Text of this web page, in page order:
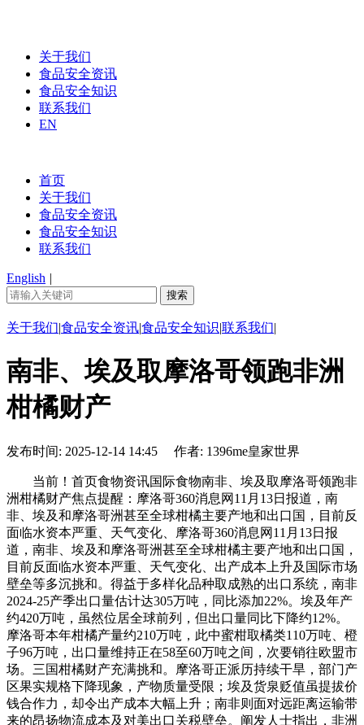
关于我们
食品安全资讯
食品安全知识
联系我们
EN
首页
关于我们
食品安全资讯
食品安全知识
联系我们
English |
关于我们|食品安全资讯|食品安全知识|联系我们|
南非、埃及取摩洛哥领跑非洲
柑橘财产
发布时间: 2025-12-14 14:45 作者: 1396me皇家世界
当前！首页食物资讯国际食物南非、埃及取摩洛哥领跑非
洲柑橘财产焦点提醒：摩洛哥360消息网11月13日报道，南
非、埃及和摩洛哥洲甚至全球柑橘主要产地和出口国，目前反
面临水资本严重、天气变化、摩洛哥360消息网11月13日报
道，南非、埃及和摩洛哥洲甚至全球柑橘主要产地和出口国，
目前反面临水资本严重、天气变化、出产成本上升及国际市场
壁垒等多沉挑和。得益于多样化品种取成熟的出口系统，南非
2024-25产季出口量估计达305万吨，同比添加22%。埃及年产
约420万吨，虽然位居全球前列，但出口量同比下降约12%。
摩洛哥本年柑橘产量约210万吨，此中蜜柑取橘类110万吨、橙
子96万吨，出口量维持正在58至60万吨之间，次要销往欧盟市
场。三国柑橘财产充满挑和。摩洛哥正派历持续干旱，部门产
区果实规格下降现象，产物质量受限；埃及货泉贬值虽提拔价
钱合作力，却令出产成本大幅上升；南非则面对远距离运输带
来的昂扬物流成本及对美出口关税壁垒。阐发人士指出，非洲